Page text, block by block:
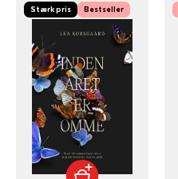
Stærk pris Bestseller